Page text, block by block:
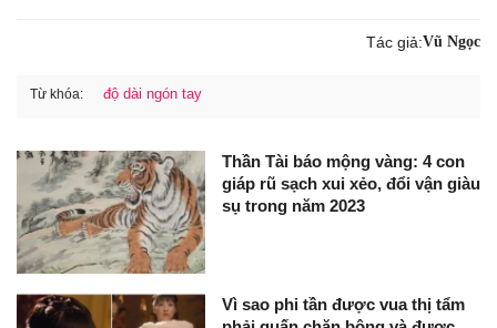
Tác giả:Vũ Ngọc
Từ khóa: độ dài ngón tay
Thần Tài báo mộng vàng: 4 con
giáp rũ sạch xui xẻo, đổi vận giàu
sụ trong năm 2023
Vì sao phi tần được vua thị tẩm